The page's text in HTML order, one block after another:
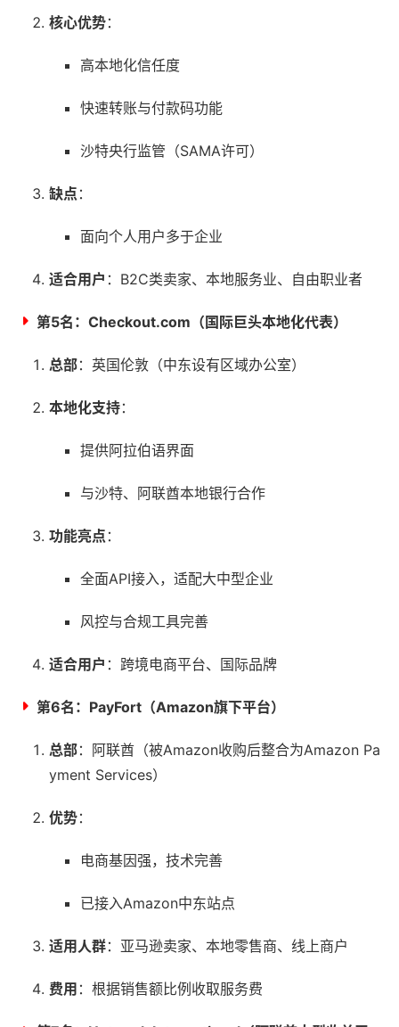
核心优势：
高本地化信任度
快速转账与付款码功能
沙特央行监管（SAMA许可）
缺点 ：
面向个人用户多于企业
适合用户 ：B2C类卖家、本地服务业、自由职业者
第5名： Checkout.com（国际巨头本地化代表）
总部：英国伦敦（中东设有区域办公室）
本地化支持：
提供阿拉伯语界面
与沙特、阿联酋本地银行合作
功能亮点 ：
全面API接入，适配大中型企业
风控与合规工具完善
适合用户 ：跨境电商平台、国际品牌
第6名： PayFort（Amazon旗下平台）
总部：阿联酋（被Amazon收购后整合为Amazon Pa
yment Services）
优势：
电商基因强，技术完善
已接入Amazon中东站点
适用人群：亚马逊卖家、本地零售商、线上商户
费用 ：根据销售额比例收取服务费